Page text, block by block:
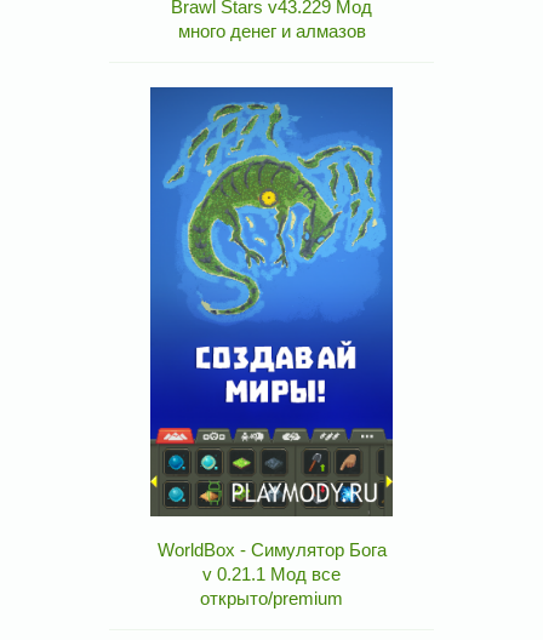
Brawl Stars v43.229 Мод
много денег и алмазов
WorldBox - Симулятор Бога
v 0.21.1 Мод все
открыто/premium